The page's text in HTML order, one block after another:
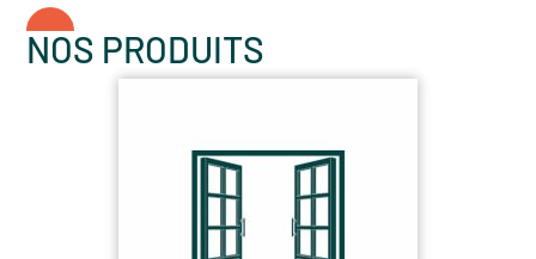
NOS PRODUITS